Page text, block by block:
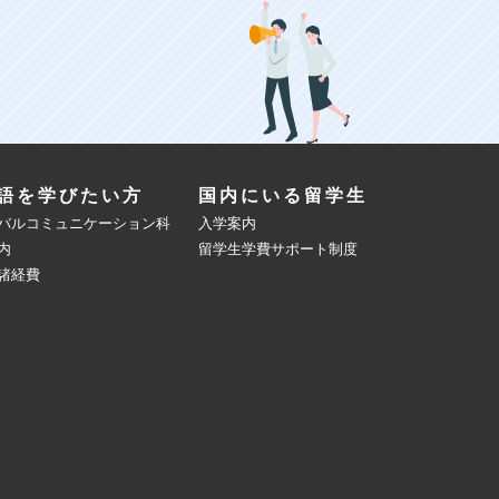
を学びたい方
ルコミュニケーション科
経費
国内にいる留学生
入学案内
留学生学費サポート制度